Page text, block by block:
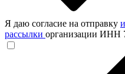
Я даю согласие на отправку
рассылки организации ИНН